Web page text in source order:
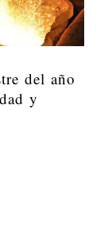
del año
y